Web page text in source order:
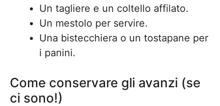
Un tagliere e un coltello affilato.
Un mestolo per servire.
Una bistecchiera o un tostapane per
i panini.
Come conservare gli avanzi (se
ci sono!)